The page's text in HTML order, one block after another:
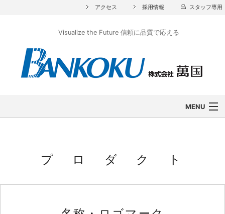
アクセス 採用情報 スタッフ専用
Visualize the Future 信頼に品質で応える
MENU
事業内容
プ ロ ダ ク ト